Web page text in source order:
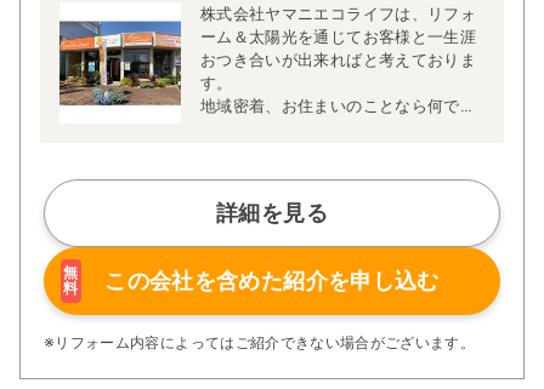
株式会社ヤマニエコライフは、リフォ
ーム＆太陽光を通じてお客様と一生涯
おつき合いが出来ればと考えておりま
す。
地域密着、お住まいのことなら何でも
ます。
詳細を見る
無
料
この会社を含めた紹介を申し込む
※リフォーム内容によってはご紹介できない場合がございます。